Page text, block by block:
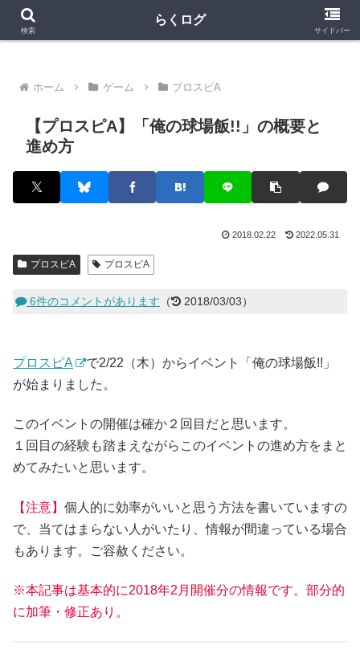
クラロワ クラロワリーグ プロスピA
ホーム ゲーム プロスピA
【プロスピA】「俺の球場飯!!」の概要と
進め方
2018.02.22 2022.05.31
プロスピA プロスピA
6件のコメントがあります （ 2018/03/03）
プロスピA
で2/22（木）からイベント「俺の球場飯!!」
が始まりました。
このイベントの開催は確か２回目だと思います。
１回目の経験も踏まえながらこのイベントの進め方をまと
めてみたいと思います。
【注意】 個人的に効率がいいと思う方法を書いていますの
で、当てはまらない人がいたり、情報が間違っている場合
もあります。ご容赦ください。
※本記事は基本的に2018年2月開催分の情報です。部分的
に加筆・修正あり。
検索
らくログ
サイドバー